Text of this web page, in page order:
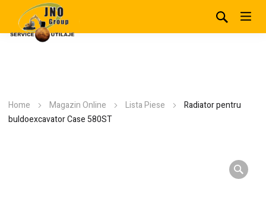
Home Magazin Online Lista Piese
Radiator pentru
buldoexcavator Case 580ST